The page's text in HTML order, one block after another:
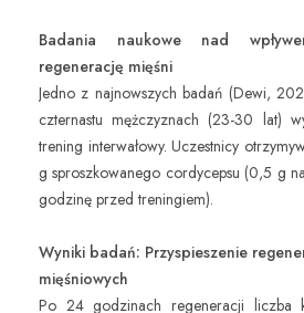
Badania naukowe nad
regenerację mięśni
Jedno z najnowszych badań (Dewi,
czternastu mężczyznach (23-30 lat)
trening interwałowy. Uczestnicy
g sproszkowanego cordycepsu (0,5 g
godzinę przed treningiem).
Wyniki badań: Przyspieszenie
mięśniowych
Po 24 godzinach regeneracji liczba